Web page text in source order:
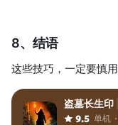
8、结语
这些技巧，一定要慎
盗墓长生印
9.5 单机